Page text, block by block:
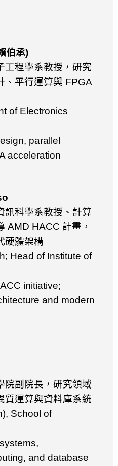
伯承)
工程學系教授，研究
、平行運算與 FPGA
of Electronics
parallel
acceleration
訊科學系教授、計算
AMD HACC 計畫，
硬體架構
Head of Institute of
initiative;
and modern
院副院長，研究領域
質運算與資料庫系統
School of
and database